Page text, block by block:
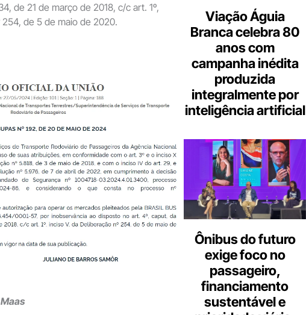
de 21 de março de 2018, c/c art. 1º,
254, de 5 de maio de 2020.
Viação Águia
Branca celebra 80
anos com
campanha inédita
produzida
integralmente por
inteligência artificial
Ônibus do futuro
exige foco no
passageiro,
financiamento
sustentável e